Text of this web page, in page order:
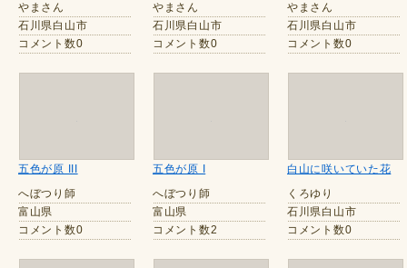
やまさん
石川県白山市
コメント数0
やまさん
石川県白山市
コメント数0
やまさん
石川県白山市
コメント数0
五色が原 III
へぼつり師
富山県
コメント数0
五色が原 I
へぼつり師
富山県
コメント数2
白山に咲いていた花
くろゆり
石川県白山市
コメント数0